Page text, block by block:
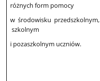
różnych form pomocy
w środowisku przedszkolnym,
szkolnym
i pozaszkolnym uczniów.